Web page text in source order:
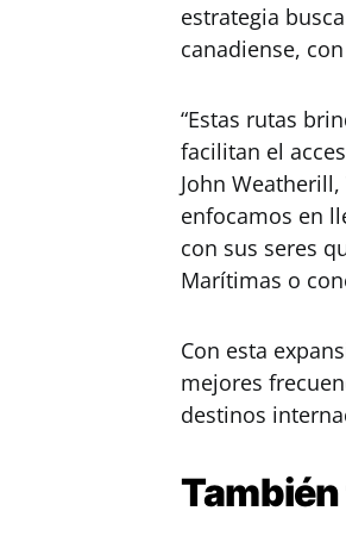
estrategia
canadiense,
“Estas rutas
facilitan el
John
enfocamos en
con sus seres
Marítimas o
Con esta
mejores
destinos